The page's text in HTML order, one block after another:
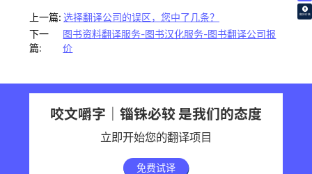
翻译价格
上一篇: 选择翻译公司的误区，您中了几条？
下一
篇:
图书资料翻译服务-图书汉化服务-图书翻译公司报
价
咬文嚼字｜锱铢必较 是我们的态度
立即开始您的翻译项目
免费试译